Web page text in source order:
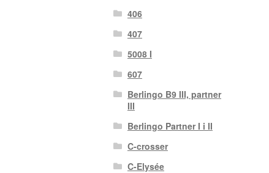
406
407
5008 I
607
Berlingo B9 III, partner
III
Berlingo Partner I i II
C-crosser
C-Elysée